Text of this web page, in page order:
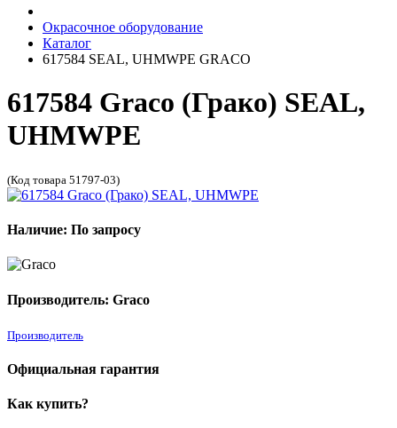
Окрасочное оборудование
Каталог
617584 SEAL, UHMWPE GRACO
617584 Graco (Грако) SEAL,
UHMWPE
(Код товара 51797-03)
Наличие: По запросу
Производитель: Graco
Производитель
Официальная гарантия
Как купить?